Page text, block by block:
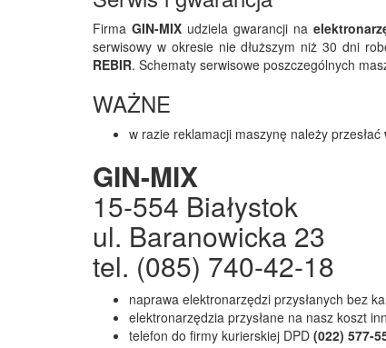
Firma GIN-MIXudziela gwarancji na
serwisowy w okresie nie dłuższym niż 30 dni
REBIR. Schematy serwisowe poszczególnych
WAŻNE
w razie reklamacji maszynę należy przesłać
GIN-MIX
15-554 Białystok
ul. Baranowicka 23
tel. (085) 740-42-18
naprawa elektronarzędzi przysłanych bez
elektronarzędzia przysłane na nasz koszt
telefon do firmy kurierskiej DPD (022) 577-